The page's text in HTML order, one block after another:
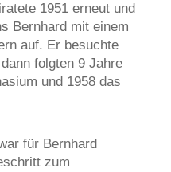
1951 erneut und
Bernhard mit einem
auf. Er besuchte
folgten 9 Jahre
und 1958 das
für Bernhard
zum